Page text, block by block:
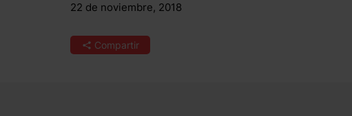
22 de noviembre, 2018
Compartir